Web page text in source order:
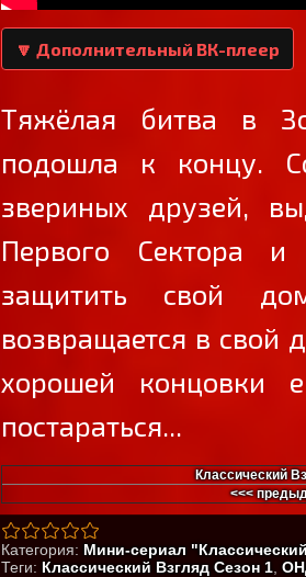
🔽 Дополнительный ВК-плеер
Тяжёлая битва в
подошла к концу.
звериных друзей,
Первого Сектора
защитить свой
возвращается в свой
хорошей концовки
постараться...
Классический
<<<
Категория: Мини-сериал
Теги: Классический Взгляд Сезон 1